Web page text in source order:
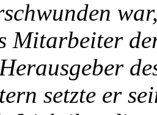
Mitarbeiter
setzte er